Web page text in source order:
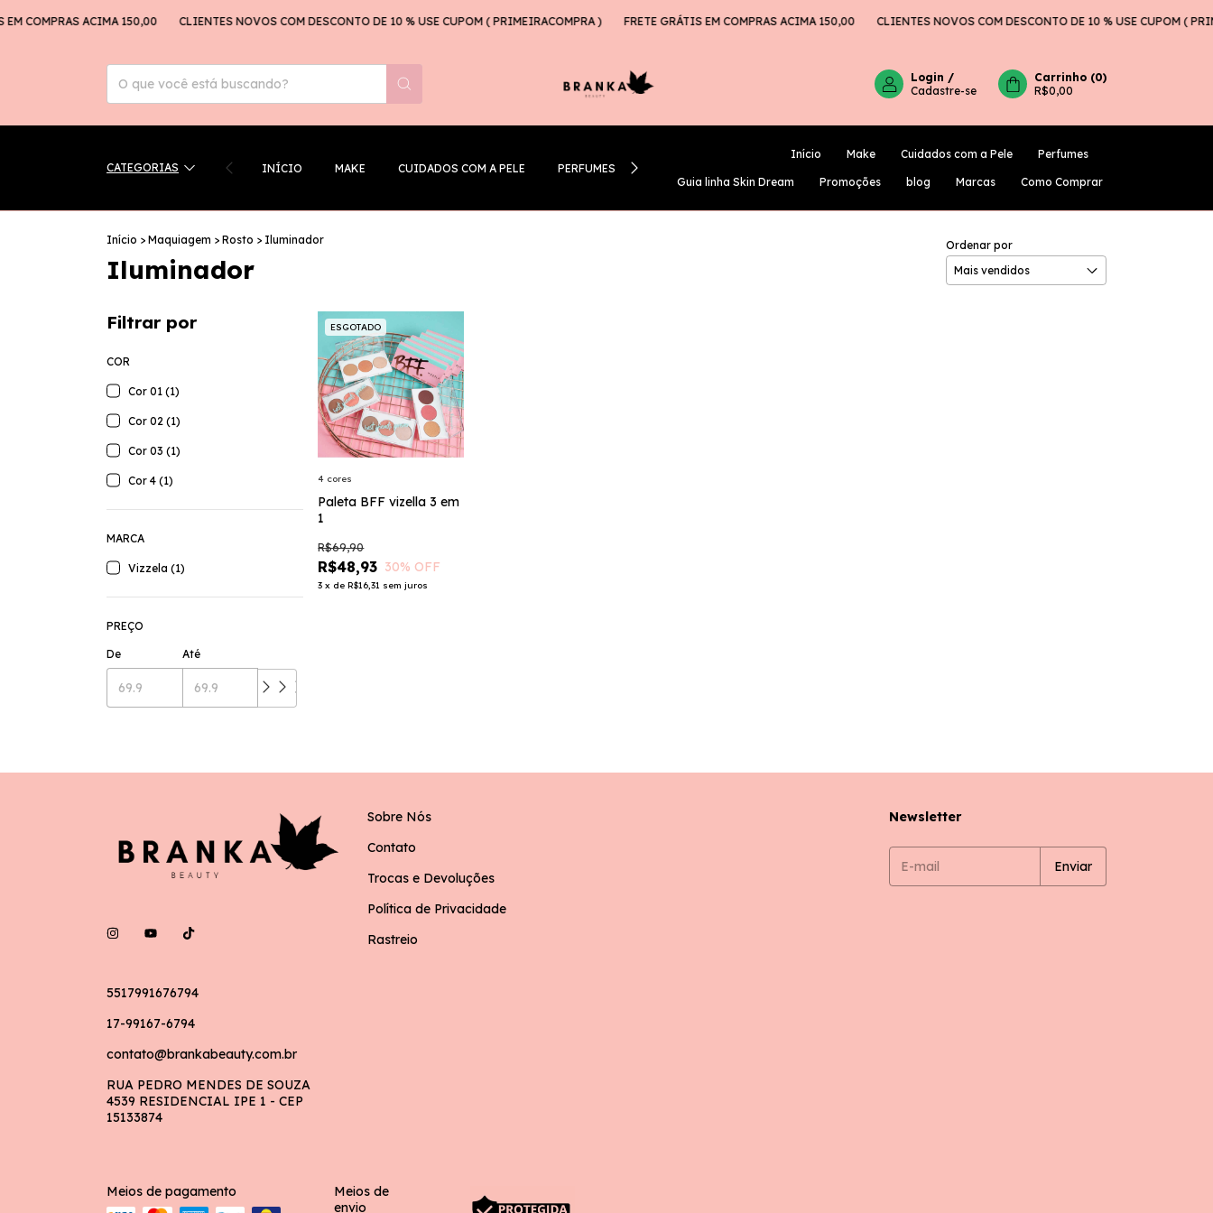
COMPRAS ACIMA 150,00 CLIENTES NOVOS COM DESCONTO DE 10 % USE CUPOM ( PRIMEIRACOMPRA ) FRETE GRÁTIS EM COMPRAS ACIMA 150,00 CLIENTES NOVOS COM DESCONTO DE 10 % USE CUPOM (
Login /
Cadastre-se
Carrinho (0)
R$0,00
CATEGORIAS INÍCIO MAKE CUIDADOS COM A PELE PERFUMES
Início Make Cuidados com a Pele Perfumes
Guia linha Skin Dream Promoções blog Marcas Como Comprar
Início > Maquiagem > Rosto > Iluminador
Iluminador
Ordenar por
Filtrar por
COR
Cor 01 (1)
Cor 02 (1)
Cor 03 (1)
Cor 4 (1)
MARCA
Vizzela (1)
PREÇO
De Até
ESGOTADO
Paleta BFF vizella 3 em
1
R$48,93
R$69,90
30% OFF
3 x deR$16,31 sem juros
4 cores
5517991676794
17-99167-6794
contato@brankabeauty.com.br
RUA PEDRO MENDES DE SOUZA
4539 RESIDENCIAL IPE 1 - CEP
15133874
Sobre Nós
Contato
Trocas e Devoluções
Política de Privacidade
Rastreio
Newsletter
Meios de pagamento
Meios de
envio